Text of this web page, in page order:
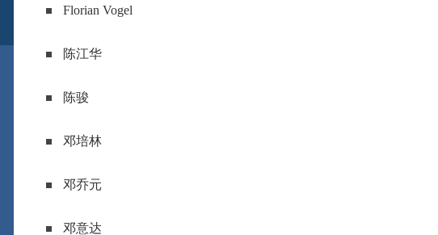
​Florian Vogel
陈江华
陈骏
邓培林
邓乔元
邓意达